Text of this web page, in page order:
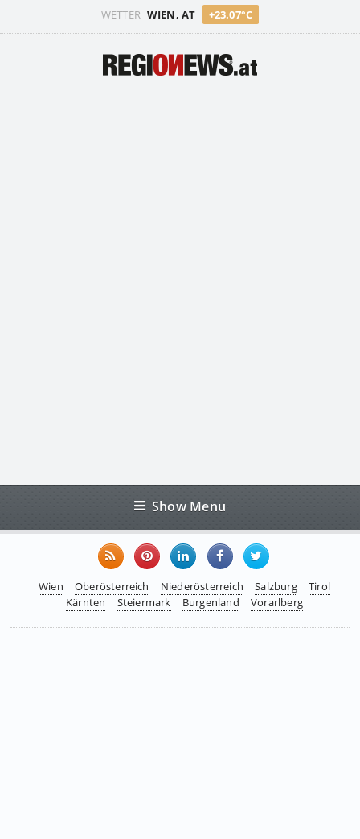
WETTER WIEN, AT +23.07°C
Show Menu
Wien Oberösterreich Niederösterreich Salzburg
Tirol
Kärnten
Steiermark Burgenland Vorarlberg